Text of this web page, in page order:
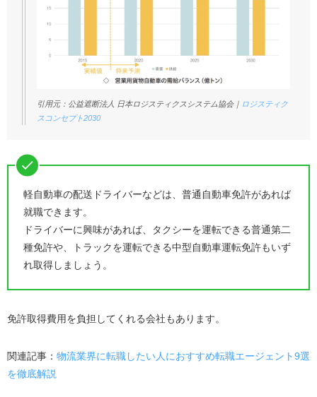
引用元：公益遮断法人 日本ロジスティクスシステム協会｜ ロジスティク
スコンセプト2030
軽自動車の配送ドライバーなどは、普通自動車免許があれば
就職できます。
ドライバーに興味があれば、タクシーを運転できる普通第二
種免許や、トラックを運転できる中型自動車運転免許もいず
れ取得しましょう。
免許取得費用を負担してくれる会社もあります。
関連記事： 物流業界に転職したい人におすすめ転職エージェント9選
を徹底解説